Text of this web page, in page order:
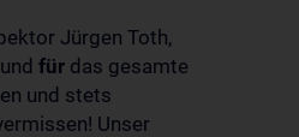
Jürgen Toth,
und für das gesamte
und stets
Unser